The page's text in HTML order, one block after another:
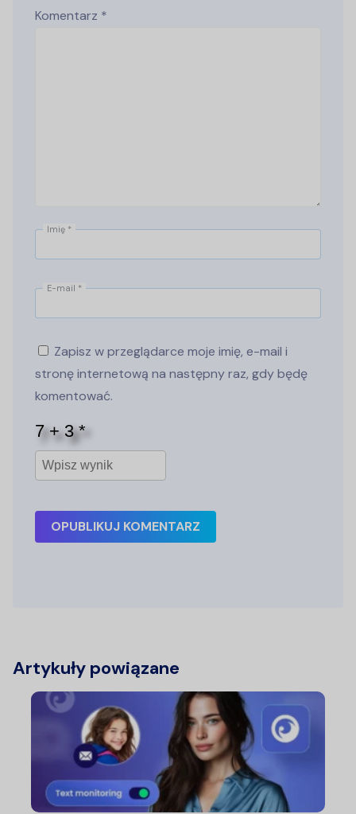
Komentarz *
Imię *
E-mail *
Zapisz w przeglądarce moje imię, e-mail i
stronę internetową na następny raz, gdy będę
komentować.
OPUBLIKUJ KOMENTARZ
Artykuły powiązane